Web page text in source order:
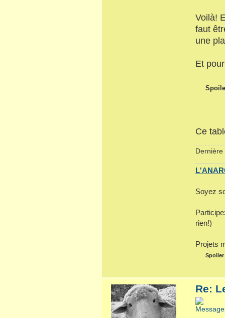
Voilà!
faut
une
Et
Ce
Soyez
rien!)
Projets
Spoiler
Re: